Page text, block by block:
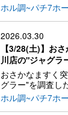
ホル調~パチ7ホ
2026.03.30
【3/28(土)】お
川店の"ジャグラ
おさかなますく
グラー"を調査し
ホル調~パチ7ホ